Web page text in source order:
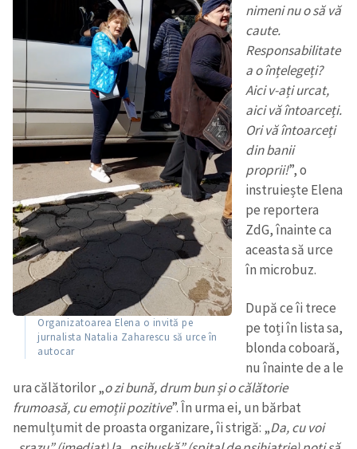
Organizatoarea Elena o invită pe
jurnalista Natalia Zaharescu să urce în
autocar
nimeni nu o să vă
caute.
Responsabilitate
a o înțelegeți?
Aici v-ați urcat,
aici vă întoarceți.
Ori vă întoarceți
din banii
proprii!”, o
instruiește Elena
pe reportera
ZdG, înainte ca
aceasta să urce
în microbuz.
După ce îi trece
pe toți în lista sa,
blonda coboară,
nu înainte de a le
ura călătorilor „o zi bună, drum bun și o călătorie
frumoasă, cu emoții pozitive”. În urma ei, un bărbat
nemulțumit de proasta organizare, îi strigă: „Da, cu voi
ȘTIREA MEA
Titlu știre
+ Adaugă titlu
Fotografie
+ Încarcă imagine
Mesajul știrei
+ Mesajul știrei